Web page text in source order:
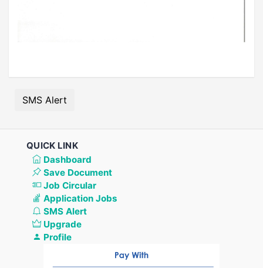
SMS Alert
QUICK LINK
Dashboard
Save Document
Job Circular
Application Jobs
SMS Alert
Upgrade
Profile